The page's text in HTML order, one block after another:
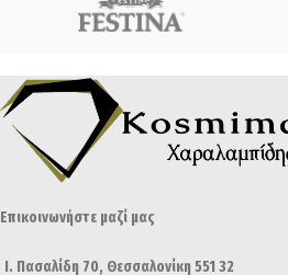
Επικοινωνήστε μαζί μας
Ι. Πασαλίδη 70, Θεσσαλονίκη 551 32